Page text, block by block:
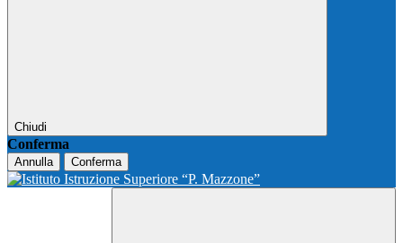
Chiudi
Conferma
Annulla Conferma